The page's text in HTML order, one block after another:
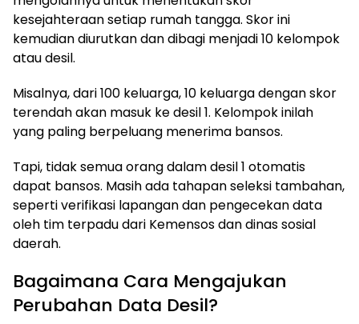
kesejahteraan setiap rumah tangga. Skor ini
kemudian diurutkan dan dibagi menjadi 10 kelompok
atau desil.
Misalnya, dari 100 keluarga, 10 keluarga dengan skor
terendah akan masuk ke desil 1. Kelompok inilah
yang paling berpeluang menerima bansos.
Tapi, tidak semua orang dalam desil 1 otomatis
dapat bansos. Masih ada tahapan seleksi tambahan,
seperti verifikasi lapangan dan pengecekan data
oleh tim terpadu dari Kemensos dan dinas sosial
daerah.
Bagaimana Cara Mengajukan
Perubahan Data Desil?